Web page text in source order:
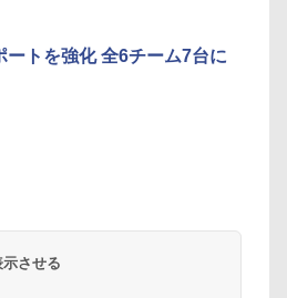
トを強化 全6チーム7台に
させる